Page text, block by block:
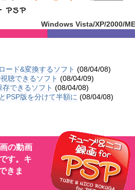
Windows Vista/XP/2000/ME
ード&変換するソフト (08/04/08)
聴できるソフト (08/04/09)
できるソフト (08/04/08)
PSP版を分けて半額に (08/04/08)
の動画
す。キ
きま